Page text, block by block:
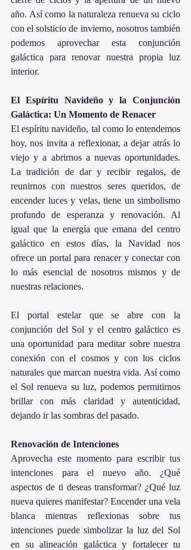
año. Así como la naturaleza renueva su ciclo
con el solsticio de invierno, nosotros también
podemos aprovechar esta conjunción
galáctica para renovar nuestra propia luz
interior.
El Espíritu Navideño y la Conjunción
Galáctica: Un Momento de Renacer
El espíritu navideño, tal como lo entendemos
hoy, nos invita a reflexionar, a dejar atrás lo
viejo y a abrirnos a nuevas oportunidades.
La tradición de dar y recibir regalos, de
reunirnos con nuestros seres queridos, de
encender luces y velas, tiene un simbolismo
profundo de esperanza y renovación. Al
igual que la energía que emana del centro
galáctico en estos días, la Navidad nos
ofrece un portal para renacer y conectar con
lo más esencial de nosotros mismos y de
nuestras relaciones.
El portal estelar que se abre con la
conjunción del Sol y el centro galáctico es
una oportunidad para meditar sobre nuestra
conexión con el cosmos y con los ciclos
naturales que marcan nuestra vida. Así como
el Sol renueva su luz, podemos permitirnos
brillar con más claridad y autenticidad,
dejando ir las sombras del pasado.
Renovación de Intenciones
Aprovecha este momento para escribir tus
intenciones para el nuevo año. ¿Qué
aspectos de ti deseas transformar? ¿Qué luz
nueva quieres manifestar? Encender una vela
blanca mientras reflexionas sobre tus
intenciones puede simbolizar la luz del Sol
en su alineación galáctica y fortalecer tu